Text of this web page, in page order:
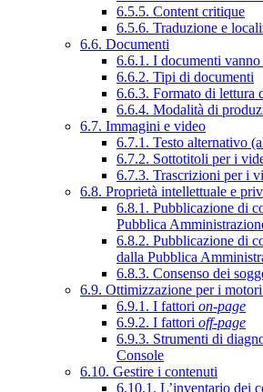
6.5.5. Content critique
6.5.6. Traduzione e
6.6. Documenti
6.6.1. I documenti
6.6.2. Tipi di documenti
6.6.3. Formato di lettura
6.6.4. Modalità di
6.7. Immagini e video
6.7.1. Testo alternativo
6.7.2. Sottotitoli per i
6.7.3. Trascrizioni per i
6.8. Proprietà intellettuale e
6.8.1. Pubblicazione di
Pubblica
6.8.2. Pubblicazione di
dalla Pubblica
6.8.3. Consenso dei
6.9. Ottimizzazione per i
6.9.1. I fattori on-page
6.9.2. I fattori off-page
6.9.3. Strumenti di
Console
6.10. Gestire i contenuti
6.10.1. L’inventario dei